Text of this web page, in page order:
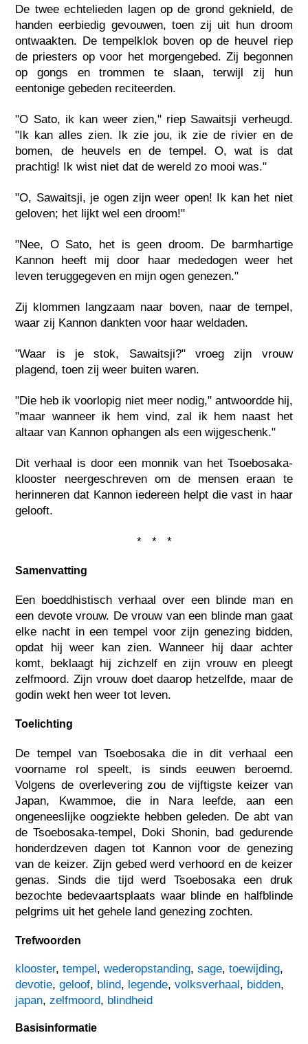
De twee echtelieden lagen op de grond geknield, de
handen eerbiedig gevouwen, toen zij uit hun droom
ontwaakten. De tempelklok boven op de heuvel riep
de priesters op voor het morgengebed. Zij begonnen
op gongs en trommen te slaan, terwijl zij hun
eentonige gebeden reciteerden.
"O Sato, ik kan weer zien," riep Sawaitsji verheugd.
"Ik kan alles zien. Ik zie jou, ik zie de rivier en de
bomen, de heuvels en de tempel. O, wat is dat
prachtig! Ik wist niet dat de wereld zo mooi was."
"O, Sawaitsji, je ogen zijn weer open! Ik kan het niet
geloven; het lijkt wel een droom!"
"Nee, O Sato, het is geen droom. De barmhartige
Kannon heeft mij door haar mededogen weer het
leven teruggegeven en mijn ogen genezen."
Zij klommen langzaam naar boven, naar de tempel,
waar zij Kannon dankten voor haar weldaden.
"Waar is je stok, Sawaitsji?" vroeg zijn vrouw
plagend, toen zij weer buiten waren.
"Die heb ik voorlopig niet meer nodig," antwoordde hij,
"maar wanneer ik hem vind, zal ik hem naast het
altaar van Kannon ophangen als een wijgeschenk."
Dit verhaal is door een monnik van het Tsoebosaka-
klooster neergeschreven om de mensen eraan te
herinneren dat Kannon iedereen helpt die vast in haar
gelooft.
* * *
Samenvatting
Een boeddhistisch verhaal over een blinde man en
een devote vrouw. De vrouw van een blinde man gaat
elke nacht in een tempel voor zijn genezing bidden,
opdat hij weer kan zien. Wanneer hij daar achter
komt, beklaagt hij zichzelf en zijn vrouw en pleegt
zelfmoord. Zijn vrouw doet daarop hetzelfde, maar de
godin wekt hen weer tot leven.
Toelichting
De tempel van Tsoebosaka die in dit verhaal een
voorname rol speelt, is sinds eeuwen beroemd.
Volgens de overlevering zou de vijftigste keizer van
Japan, Kwammoe, die in Nara leefde, aan een
ongeneeslijke oogziekte hebben geleden. De abt van
de Tsoebosaka-tempel, Doki Shonin, bad gedurende
honderdzeven dagen tot Kannon voor de genezing
van de keizer. Zijn gebed werd verhoord en de keizer
genas. Sinds die tijd werd Tsoebosaka een druk
bezochte bedevaartsplaats waar blinde en halfblinde
pelgrims uit het gehele land genezing zochten.
Trefwoorden
klooster,tempel,wederopstanding,sage,toewijding,
devotie,geloof, blind, legende,volksverhaal, bidden,
japan,zelfmoord, blindheid
Basisinformatie